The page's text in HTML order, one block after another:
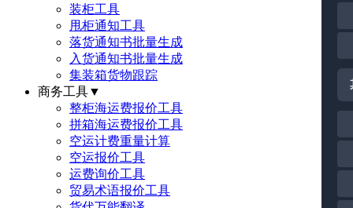
装柜工具
甩柜通知工具
落货通知书批量生成
入货通知书批量生成
集装箱货物跟踪
商务工具▼
整柜海运费报价工具
拼箱海运费报价工具
空运计费重量计算
空运报价工具
运费询价工具
贸易术语报价工具